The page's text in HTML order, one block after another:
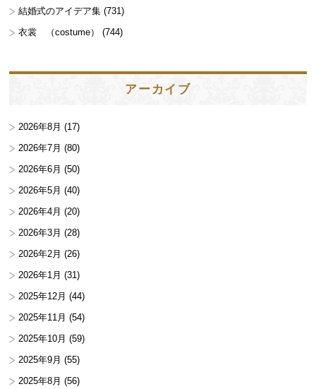
結婚式のアイデア集 (731)
衣裳 （costume）
(744)
アーカイブ
2026年8月 (17)
2026年7月 (80)
2026年6月 (50)
2026年5月 (40)
2026年4月 (20)
2026年3月 (28)
2026年2月 (26)
2026年1月 (31)
2025年12月 (44)
2025年11月 (54)
2025年10月 (59)
2025年9月 (55)
2025年8月 (56)